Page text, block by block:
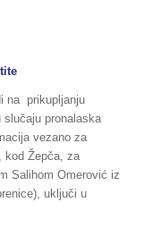
na prikupljanju
pronalaska
vezano za
kod Žepča, za
Salihom Omerović iz
uključi u